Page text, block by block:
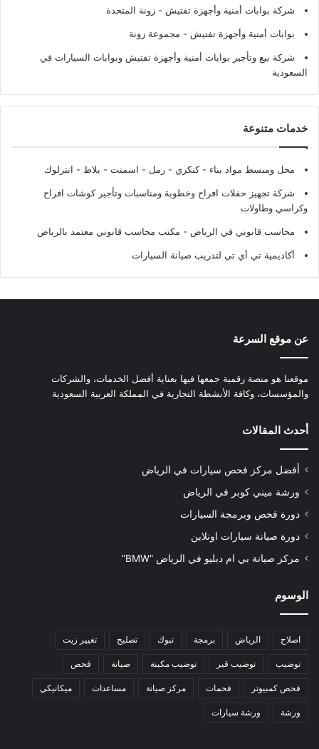
شركة بوابات أمنية وأجهزة تفتيش - زونة المتحدة
بوابات أمنية وأجهزة تفتيش - مجموعة زونة
شركة بيع وتأجير بوابات أمنية وأجهزة تفتيش وبوابات السيارات في
السعودية
خدمات متنوعة
محل ومبسط مواد بناء - كنكري - رمل - اسمنت - بلاط - انترلوك
شركة تجهيز حفلات افراح وخطوبة ومناسبات وتأجير كوشات افراح
وكراسي وطاولات
محاسب قانوني في الرياض - مكتب محاسب قانوني معتمد بالرياض
أكاديمية تي أي تي لتدريب صيانة السيارات
عن موقع السرعة
موقعنا هو منصة رقمية جمعها فيها بعناية أفضل الخدمات، والشركات
والمؤسسات، وكافة الأنشطة التجارية في المملكة العربية السعودية
أحدث المقالات
أفضل مركز فحص سيارات في الرياض
ورشة ميني كوبر في الرياض
دورة فحص وبرمجة السيارات
دورة صيانة سيارات اونلاين
مركز صيانة بي ام دبليو في الرياض “BMW”
الوسوم
اصلاح الرياض برمجة تبوك تصليح تغيير زيت
توضيب توضيب قير توضيب مكينة صيانة فحص
فحص كمبيوتر فحمات مركز صيانة مساعدات ميكانيكي
ورشة ورشة سيارات